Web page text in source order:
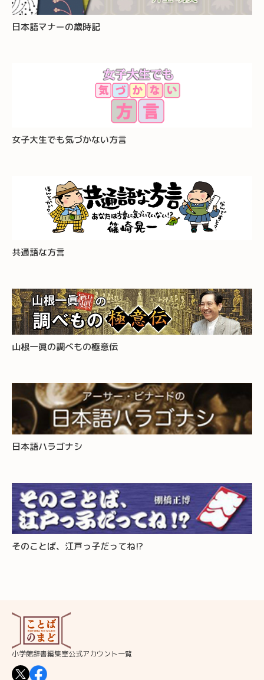
日本語マナーの歳時記
女子大生でも気づかない方言
共通語な方言
山根一眞の調べもの極意伝
日本語ハラゴナシ
そのことば、江戸っ子だってね!?
小学館辞書編集室公式アカウント一覧